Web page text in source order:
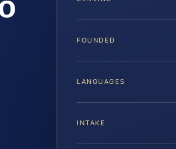
FOUNDED
LANGUAGES
INTAKE